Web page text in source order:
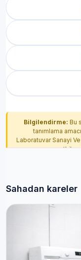
Bilgilendirme: Bu
tanımlama
Laboratuvar Sanayi
Sahadan kareler